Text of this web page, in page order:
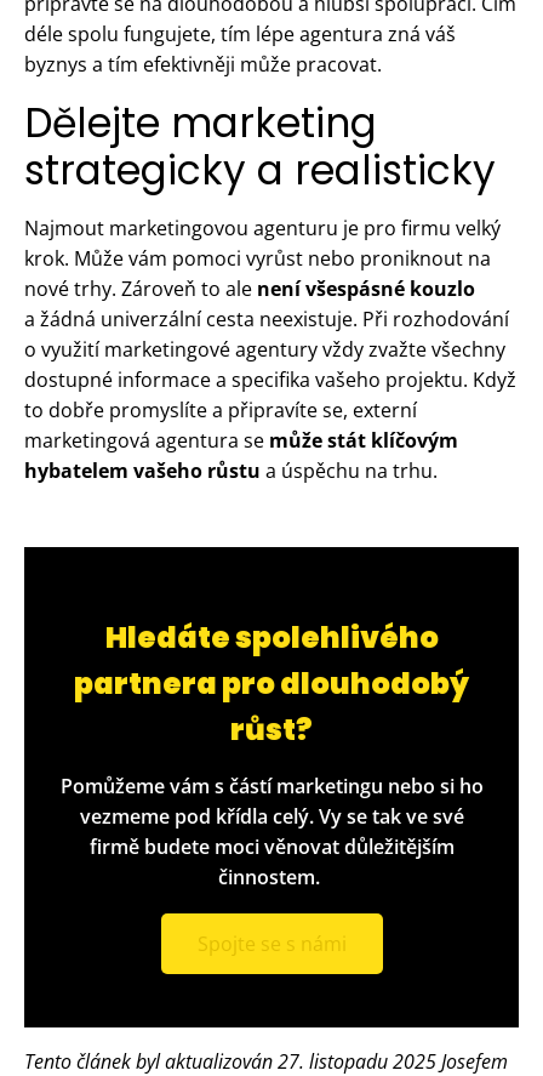
déle spolu fungujete, tím lépe agentura zná váš
byznys a tím efektivněji může pracovat.
Dělejte marketing
strategicky a realisticky
Najmout marketingovou agenturu je pro firmu velký
krok. Může vám pomoci vyrůst nebo proniknout na
nové trhy. Zároveň to ale není všespásné kouzlo
a žádná univerzální cesta neexistuje. Při rozhodování
o využití marketingové agentury vždy zvažte všechny
dostupné informace a specifika vašeho projektu. Když
to dobře promyslíte a připravíte se, externí
marketingová agentura se může stát klíčovým
hybatelem vašeho růstu a úspěchu na trhu.
Hledáte spolehlivého
partnera pro dlouhodobý
růst?
Pomůžeme vám s částí marketingu nebo si ho
vezmeme pod křídla celý. Vy se tak ve své
firmě budete moci věnovat důležitějším
činnostem.
Spojte se s námi
Tento článek byl aktualizován 27. listopadu 2025 Josefem